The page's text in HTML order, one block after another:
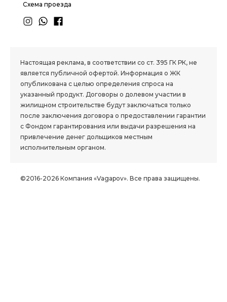
Схема проезда
Настоящая реклама, в соответствии со ст. 395 ГК РК, не
является публичной офертой. Информация о ЖК
опубликована с целью определения спроса на
указанный продукт. Договоры о долевом участии в
жилищном строительстве будут заключаться только
после заключения договора о предоставлении гарантии
с Фондом гарантирования или выдачи разрешения на
привлечение денег дольщиков местным
исполнительным органом.
©2016-2026 Компания «Vagapov». Все права защищены.